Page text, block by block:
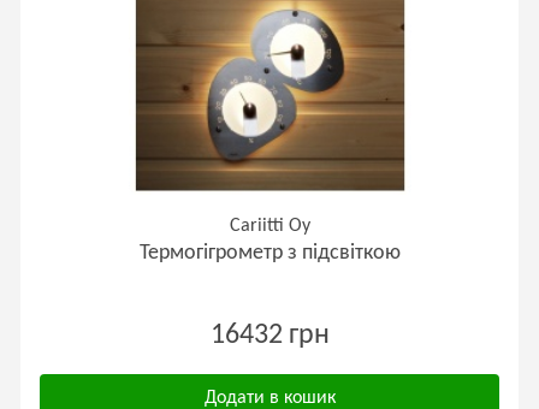
Cariitti Oy
Термогігрометр з підсвіткою
16432 грн
Додати в кошик